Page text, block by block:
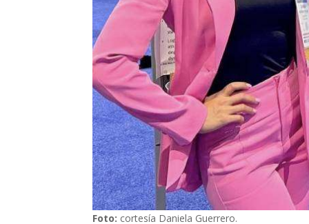
Foto: cortesía Daniela Guerrero.